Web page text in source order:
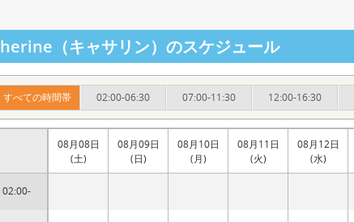
（キャサリン）のスケジュール
すべての時間帯 02:00-06:30 07:00-11:30 12:00-16:30
02:00-
08月08日
(土)
08月09日
(日)
08月10日
(月)
08月11日
(火)
08月12日
(水)